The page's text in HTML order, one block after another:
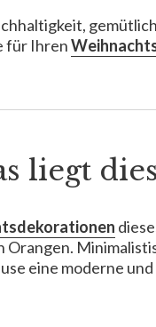
für Ihren
liegt
Orangen.
eine moderne